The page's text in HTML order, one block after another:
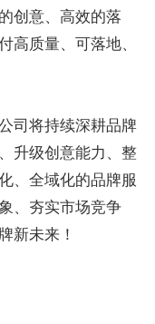
创意、高效的落
高质量、可落地、
司将持续深耕品牌
升级创意能力、整
、全域化的品牌服
、夯实市场竞争
新未来！